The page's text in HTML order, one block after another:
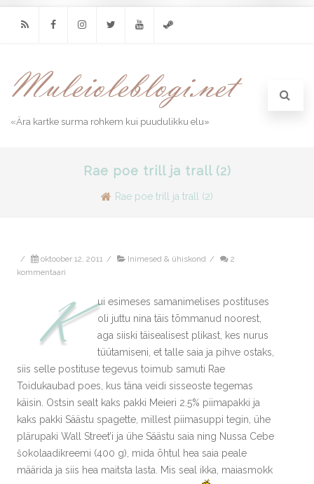
«Ära kartke surma rohkem kui puudulikku elu»
Rae poe trill ja trall (2)
Rae poe trill ja trall (2)
/ oktoober 12, 2011 / Inimesed & ühiskond /
2
kommentaari
K
ui esimeses samanimelises postituses
oli juttu nina täis tõmmanud noorest,
aga siiski täisealisest plikast, kes nurus
tüütamiseni, et talle saia ja pihve ostaks,
siis selle postituse tegevus toimub samuti Rae
Toidukaubad poes, kus täna veidi sisseoste tegemas
käisin. Ostsin sealt kaks pakki Meieri 2.5% piimapakki ja
kaks pakki Säästu spagette, millest piimasuppi tegin, ühe
plärupaki Wall Street’i ja ühe Säästu saia ning Nussa Cebe
šokolaadikreemi (400 g), mida õhtul hea saia peale
määrida ja siis hea maitsta lasta. Mis seal ikka, maiasmokk